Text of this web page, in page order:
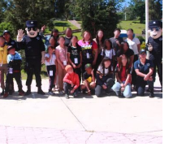
Resguardan Policía
Estatal Preventiva
y corporaciones
municipales
encuentros
deportivos en
Guadalupe y Jerez